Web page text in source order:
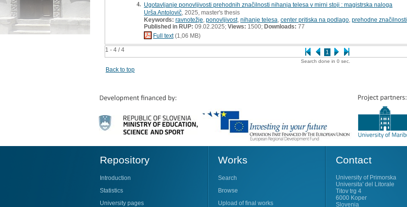
1 - 4 / 4 1
4. Ugotavljanje ponovljivosti prehodnih značilnosti nihanja telesa v mirni stoji : magistrska naloga
Urša Antolovič , 2025, master's thesis
Keywords: ravnotežje ponovljivost, nihanje telesa center pritiska na podlago prehodne značilnosti
Published in RUP: 09.02.2025; Views: 1500; Downloads: 77
Full text(1,06 MB)
Search done in 0 sec.
Back to top
Repository
Introduction
Statistics
University pages
Works
Search
Browse
Upload of final works
Contact
University of Primorska
Universita' del Litorale
Titov trg 4
6000 Koper
Slovenia